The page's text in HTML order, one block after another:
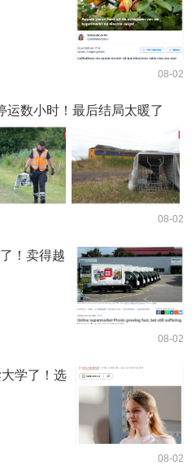
08-02
运数小时！最后结局太暖了
08-02
！卖得越
08-02
学了！选
08-02